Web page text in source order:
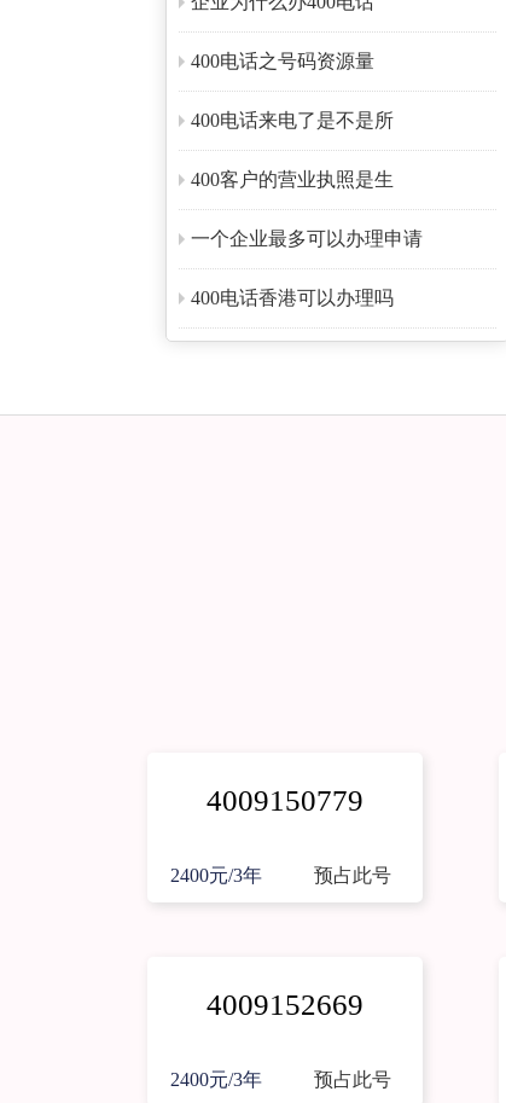
400电话之号码资源量
400电话来电了是不是所
400客户的营业执照是生
一个企业最多可以办理申请
400电话香港可以办理吗
4009150779
2400元/3年 预占此号
4009152669
2400元/3年 预占此号